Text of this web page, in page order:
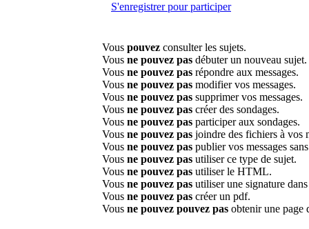
S'enregistrer pour participer
Vous pouvez consulter les sujets.
Vous ne pouvez pas débuter un nouveau sujet.
Vous ne pouvez pas répondre aux messages.
Vous ne pouvez pas modifier vos messages.
Vous ne pouvez pas supprimer vos messages.
Vous ne pouvez pas créer des sondages.
Vous ne pouvez pas participer aux sondages.
Vous ne pouvez pas joindre des fichiers à vos
Vous ne pouvez pas publier vos messages
Vous ne pouvez pas utiliser ce type de sujet.
Vous ne pouvez pas utiliser le HTML.
Vous ne pouvez pas utiliser une signature
Vous ne pouvez pas créer un pdf.
Vous ne pouvez pouvez pas obtenir une page